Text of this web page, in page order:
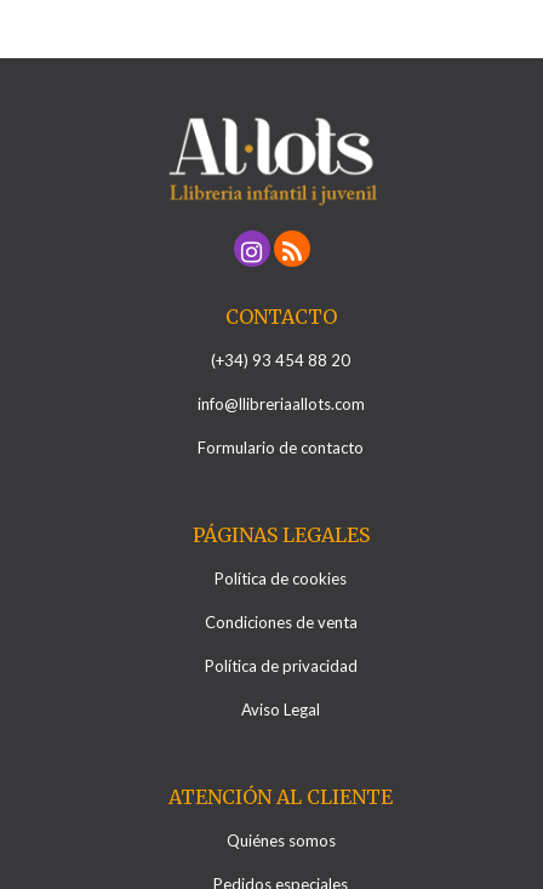
CONTACTO
(+34) 93 454 88 20
info@llibreriaallots.com
Formulario de contacto
PÁGINAS LEGALES
Política de cookies
Condiciones de venta
Política de privacidad
Aviso Legal
ATENCIÓN AL CLIENTE
Quiénes somos
Pedidos especiales